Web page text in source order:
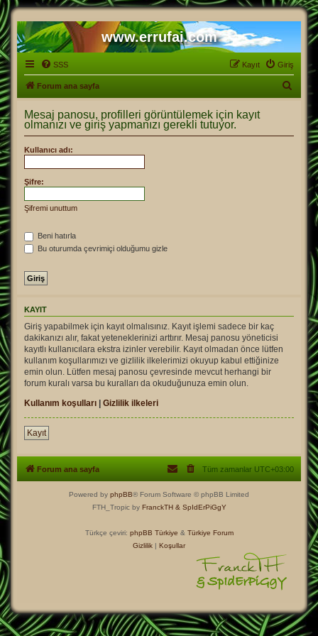
www.errufai.com
SSS Giriş
Kayıt
Forum ana sayfa
Mesaj panosu, profilleri görüntülemek için kayıt
olmanızı ve giriş yapmanızı gerekli tutuyor.
Kullanıcı adı:
Şifre:
Şifremi unuttum
Beni hatırla
Bu oturumda çevrimiçi olduğumu gizle
KAYIT
Giriş yapabilmek için kayıt olmalısınız. Kayıt işlemi sadece bir kaç
dakikanızı alır, fakat yeteneklerinizi arttırır. Mesaj panosu yöneticisi
kayıtlı kullanıcılara ekstra izinler verebilir. Kayıt olmadan önce lütfen
kullanım koşullarımızı ve gizlilik ilkelerimizi okuyup kabul ettiğinize
emin olun. Lütfen mesaj panosu çevresinde mevcut herhangi bir
forum kuralı varsa bu kuralları da okuduğunuza emin olun.
Kullanım koşulları | Gizlilik ilkeleri
Kayıt
Forum ana sayfa Tüm zamanlar UTC+03:00
Powered by phpBB® Forum Software © phpBB Limited
FTH_Tropic by FranckTH & SpIdErPiGgY
Türkçe çeviri: phpBB Türkiye & Türkiye Forum
Gizlilik | Koşullar